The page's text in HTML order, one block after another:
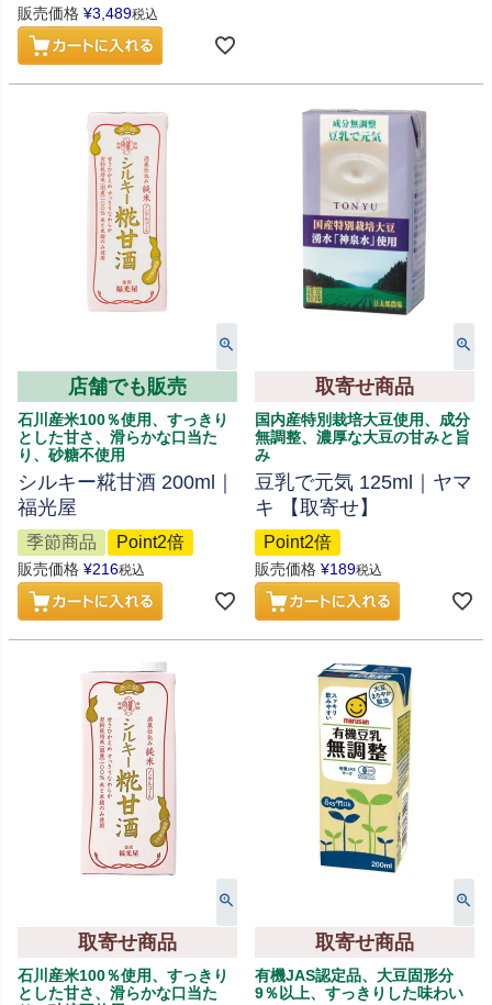
販売価格 ¥3,489税込
店舗でも販売
石川産米100％使用、すっきり
とした甘さ、滑らかな口当た
り、砂糖不使用
シルキー糀甘酒 200ml｜
福光屋
季節商品 Point2倍
販売価格 ¥216税込
取寄せ商品
国内産特別栽培大豆使用、成分
無調整、濃厚な大豆の甘みと旨
み
豆乳で元気 125ml｜ヤマ
キ 【取寄せ】
Point2倍
販売価格 ¥189税込
取寄せ商品
石川産米100％使用、すっきり
とした甘さ、滑らかな口当た
取寄せ商品
有機JAS認定品、大豆固形分
9％以上、すっきりした味わい